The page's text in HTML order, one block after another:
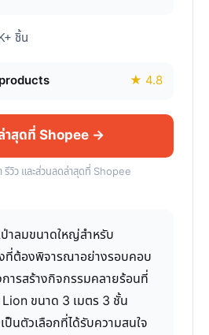
ชิ้น
★ 4.8
าสุดที่ Shopee →
รีวิว และส่วนลดล่าสุดที่ Shopee
ป่าลมขนาดใหญ่สำหรับ
ที่ต้องพิจารณาอย่างรอบคอบ
การสร้างกิจกรรมคลายร้อนที่
Lion ขนาด 3 เมตร 3 ชั้น
นตัวเลือกที่ได้รับความสนใจ